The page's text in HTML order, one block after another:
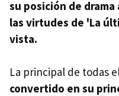
su posición de
las virtudes de 'La
vista.
La principal de todas
convertido en su